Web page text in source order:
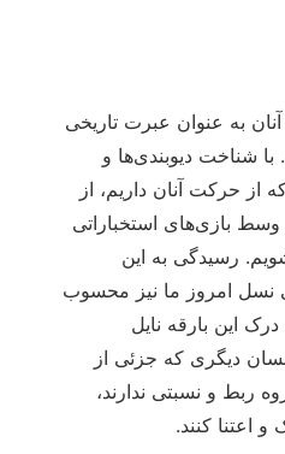
به عنوان عبرت تاریخی
با شناخت دیوبندی‌ها و
از حرکت آنان داریم، از
بازی‌های استخباراتی
رسیدگی به این
نسل امروز ما نیز محسوب
این بارقه نایل
دیگری که جزئی از
ربط و نسبتی ندارند،
و اعتنا کنند.